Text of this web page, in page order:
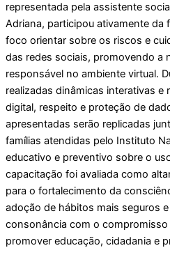
representada pela assistente
Adriana, participou ativamente da
foco orientar sobre os riscos e
das redes sociais, promovendo a
responsável no ambiente virtual.
realizadas dinâmicas interativas e
digital, respeito e proteção de
apresentadas serão replicadas
famílias atendidas pelo Instituto
educativo e preventivo sobre o
capacitação foi avaliada como
para o fortalecimento da
adoção de hábitos mais seguros
consonância com o
promover educação, cidadania e